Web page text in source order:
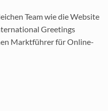
Team wie die Website
Greetings
Marktführer für Online-